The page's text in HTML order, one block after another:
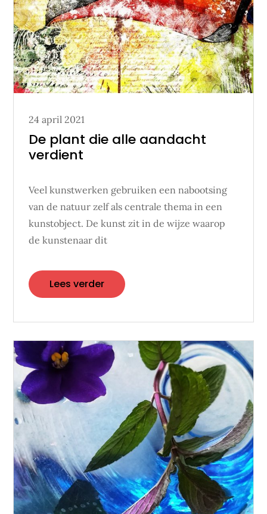
Posted
on
24 april 2021
De plant die alle aandacht
verdient
Veel kunstwerken gebruiken een nabootsing
van de natuur zelf als centrale thema in een
kunstobject. De kunst zit in de wijze waarop
de kunstenaar dit
Lees verder